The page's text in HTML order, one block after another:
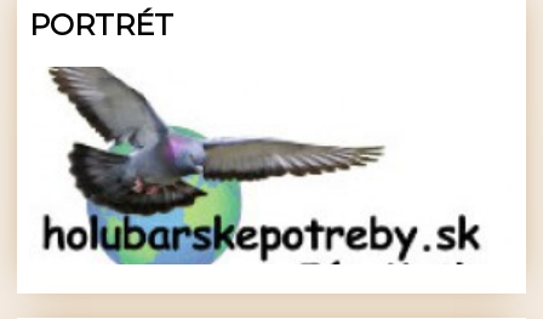
PORTRÉT